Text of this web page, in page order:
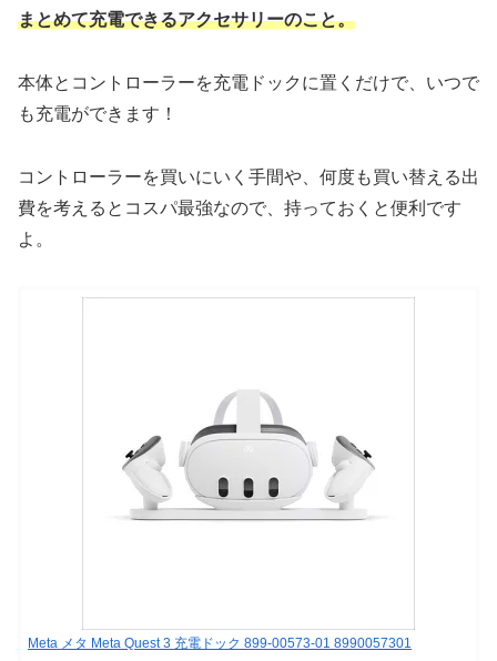
まとめて充電できるアクセサリーのこと。
本体とコントローラーを充電ドックに置くだけで、いつで
も充電ができます！
コントローラーを買いにいく手間や、何度も買い替える出
費を考えるとコスパ最強なので、持っておくと便利です
よ。
Meta メタ Meta Quest 3 充電ドック 899-00573-01 8990057301